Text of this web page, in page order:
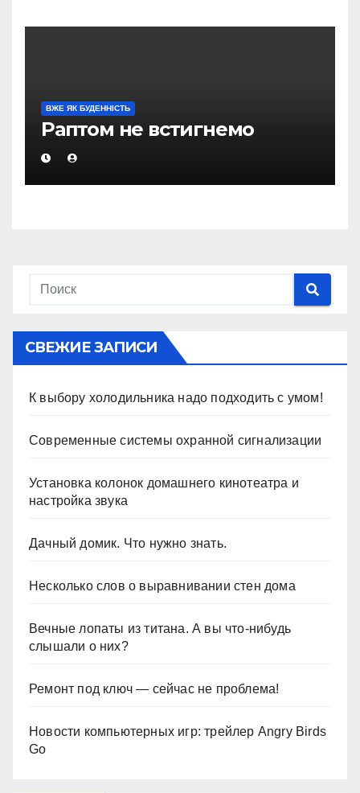
ВЖЕ ЯК БУДЕННІСТЬ
Раптом не встигнемо
СВЕЖИЕ ЗАПИСИ
К выбору холодильника надо подходить с умом!
Современные системы охранной сигнализации
Установка колонок домашнего кинотеатра и
настройка звука
Дачный домик. Что нужно знать.
Несколько слов о выравнивании стен дома
Вечные лопаты из титана. А вы что-нибудь
слышали о них?
Ремонт под ключ — сейчас не проблема!
Новости компьютерных игр: трейлер Angry Birds
Go